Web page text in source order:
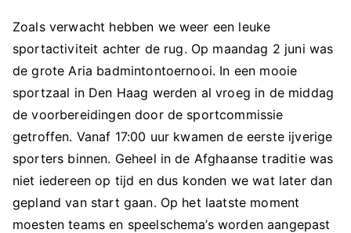
Zoals verwacht hebben we weer een leuke
sportactiviteit achter de rug. Op maandag 2 juni was
de grote Aria badmintontoernooi. In een mooie
sportzaal in Den Haag werden al vroeg in de middag
de voorbereidingen door de sportcommissie
getroffen. Vanaf 17:00 uur kwamen de eerste ijverige
sporters binnen. Geheel in de Afghaanse traditie was
niet iedereen op tijd en dus konden we wat later dan
gepland van start gaan. Op het laatste moment
moesten teams en speelschema’s worden aangepast